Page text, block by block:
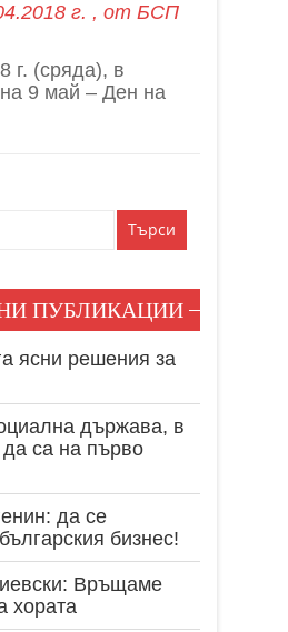
г. , от БСП
г. (сряда), в
9 май – Ден на
ПУБЛИКАЦИИ
ясни решения за
държава, в
да са на първо
да се
бизнес!
Връщаме
хората